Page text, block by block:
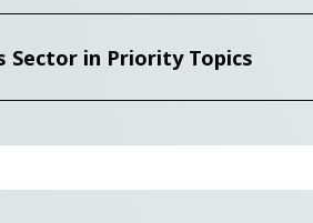
Sector in Priority Topics